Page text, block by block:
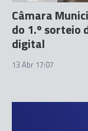
Câmara
do 1.º sorteio
digital
13 Abr 17:07